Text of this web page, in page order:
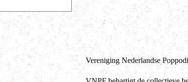
Vereniging Nederlandse